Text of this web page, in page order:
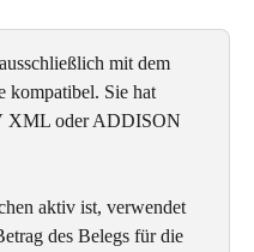
mit dem
kompatibel. Sie hat
XML oder ADDISON
aktiv ist, verwendet
des Belegs für die